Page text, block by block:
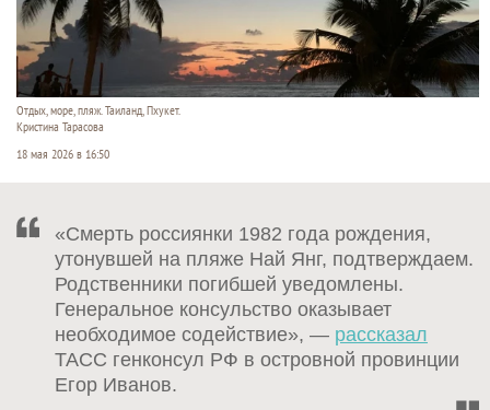
Отдых, море, пляж. Таиланд, Пхукет.
Кристина Тарасова
18 мая 2026 в 16:50
«Смерть россиянки 1982 года рождения,
утонувшей на пляже Най Янг, подтверждаем.
Родственники погибшей уведомлены.
Генеральное консульство оказывает
необходимое содействие», — рассказал
ТАСС генконсул РФ в островной провинции
Егор Иванов.